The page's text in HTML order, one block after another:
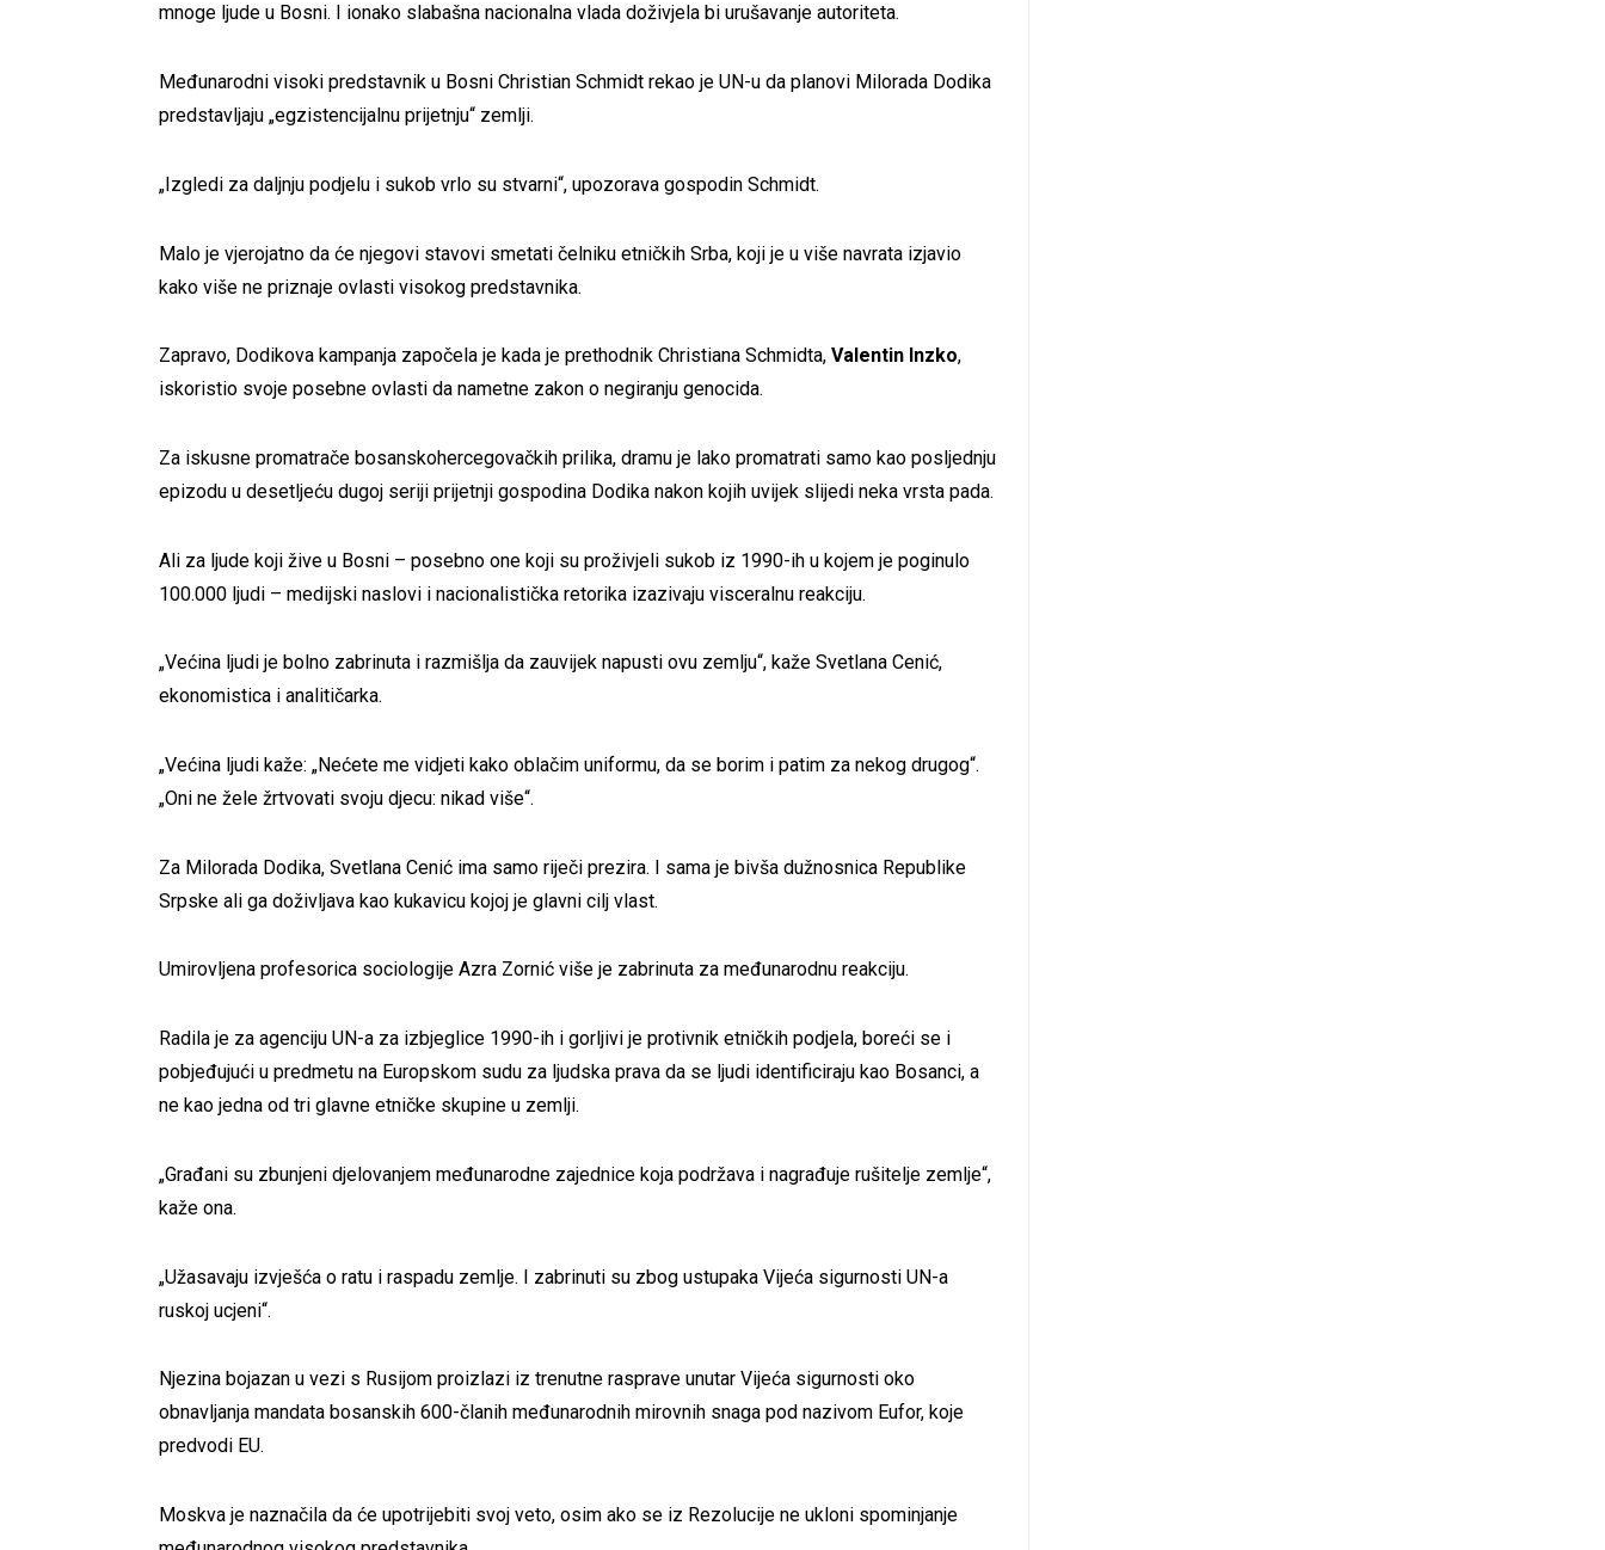
mnoge ljude u Bosni. I ionako slabašna nacionalna vlada doživjela bi urušavanje autoriteta.
Međunarodni visoki predstavnik u Bosni Christian Schmidt rekao je UN-u da planovi Milorada Dodika
predstavljaju „egzistencijalnu prijetnju“ zemlji.
„Izgledi za daljnju podjelu i sukob vrlo su stvarni“, upozorava gospodin Schmidt.
Malo je vjerojatno da će njegovi stavovi smetati čelniku etničkih Srba, koji je u više navrata izjavio
kako više ne priznaje ovlasti visokog predstavnika.
Zapravo, Dodikova kampanja započela je kada je prethodnik Christiana Schmidta, Valentin Inzko,
iskoristio svoje posebne ovlasti da nametne zakon o negiranju genocida.
Za iskusne promatrače bosanskohercegovačkih prilika, dramu je lako promatrati samo kao posljednju
epizodu u desetljeću dugoj seriji prijetnji gospodina Dodika nakon kojih uvijek slijedi neka vrsta pada.
Ali za ljude koji žive u Bosni – posebno one koji su proživjeli sukob iz 1990-ih u kojem je poginulo
100.000 ljudi – medijski naslovi i nacionalistička retorika izazivaju visceralnu reakciju.
„Većina ljudi je bolno zabrinuta i razmišlja da zauvijek napusti ovu zemlju“, kaže Svetlana Cenić,
ekonomistica i analitičarka.
„Većina ljudi kaže: „Nećete me vidjeti kako oblačim uniformu, da se borim i patim za nekog drugog“.
„Oni ne žele žrtvovati svoju djecu: nikad više“.
Za Milorada Dodika, Svetlana Cenić ima samo riječi prezira. I sama je bivša dužnosnica Republike
Srpske ali ga doživljava kao kukavicu kojoj je glavni cilj vlast.
Umirovljena profesorica sociologije Azra Zornić više je zabrinuta za međunarodnu reakciju.
Radila je za agenciju UN-a za izbjeglice 1990-ih i gorljivi je protivnik etničkih podjela, boreći se i
pobjeđujući u predmetu na Europskom sudu za ljudska prava da se ljudi identificiraju kao Bosanci, a
ne kao jedna od tri glavne etničke skupine u zemlji.
„Građani su zbunjeni djelovanjem međunarodne zajednice koja podržava i nagrađuje rušitelje zemlje“,
kaže ona.
„Užasavaju izvješća o ratu i raspadu zemlje. I zabrinuti su zbog ustupaka Vijeća sigurnosti UN-a
ruskoj ucjeni“.
Njezina bojazan u vezi s Rusijom proizlazi iz trenutne rasprave unutar Vijeća sigurnosti oko
obnavljanja mandata bosanskih 600-članih međunarodnih mirovnih snaga pod nazivom Eufor, koje
predvodi EU.
Moskva je naznačila da će upotrijebiti svoj veto, osim ako se iz Rezolucije ne ukloni spominjanje